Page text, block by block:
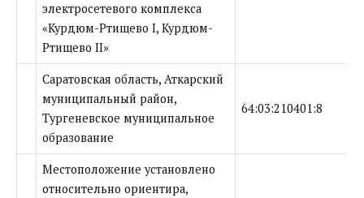
электросетевого комплекса
«Курдюм-Ртищево I, Курдюм-
Ртищево II»
Саратовская область, Аткарский
муниципальный район,
Тургеневское муниципальное
образование
64:03:210401:8
Местоположение установлено
относительно ориентира,